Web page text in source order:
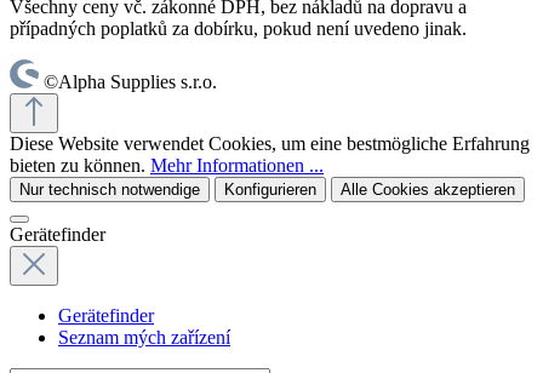
Všechny ceny vč. zákonné DPH, bez nákladů na dopravu a
případných poplatků za dobírku, pokud není uvedeno jinak.
©Alpha Supplies s.r.o.
Diese Website verwendet Cookies, um eine bestmögliche Erfahrung
bieten zu können. Mehr Informationen ...
Nur technisch notwendige Konfigurieren Alle Cookies akzeptieren
Gerätefinder
Gerätefinder
Seznam mých zařízení